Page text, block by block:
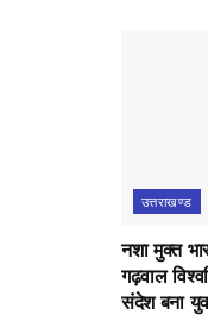
उत्तराखण्ड
नशा मुक्त
गढ़वाल
संदेश बना